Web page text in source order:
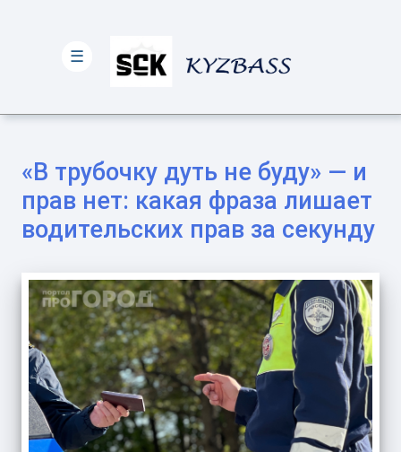
«В трубочку дуть не буду» — и
прав нет: какая фраза лишает
водительских прав за секунду
☰